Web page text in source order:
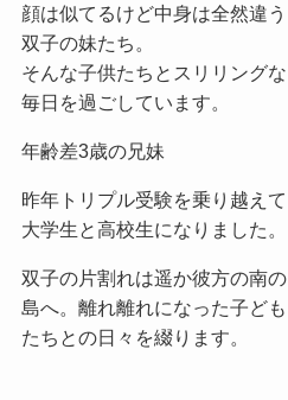
顔は似てるけど中身は全然違う
双子の妹たち。
そんな子供たちとスリリングな
毎日を過ごしています。
年齢差3歳の兄妹
昨年トリプル受験を乗り越えて
大学生と高校生になりました。
双子の片割れは遥か彼方の南の
島へ。離れ離れになった子ども
たちとの日々を綴ります。